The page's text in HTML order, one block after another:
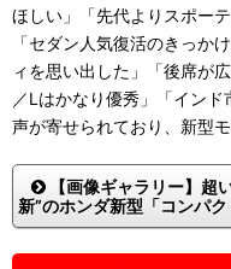
ほしい」「先代よりスポー
「セダン人気復活のきっか
ィを思い出した」「後席が
／Lはかなり優秀」「イン
声が寄せられており、新型
【画像ギャラリー】超
新”のホンダ新型「コンパ